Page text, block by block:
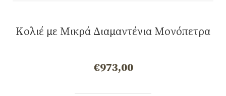
Κολιέ με Μικρά Διαμαντένια Μονόπετρα
€973,00